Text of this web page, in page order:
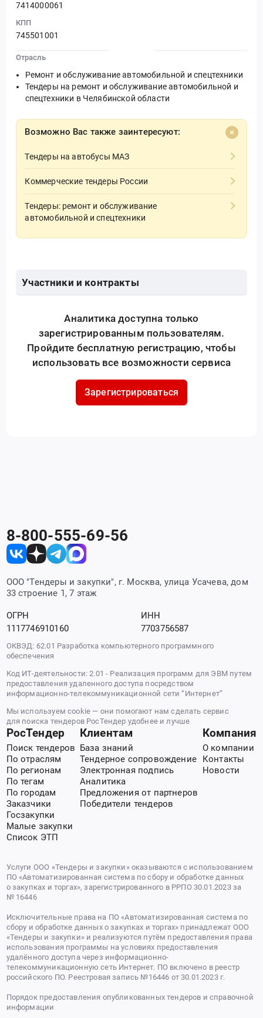
7414000061
КПП
745501001
Отрасль
Ремонт и обслуживание автомобильной и спецтехники
Тендеры на ремонт и обслуживание автомобильной и
спецтехники в Челябинской области
Возможно Вас также заинтересуют:
Тендеры на автобусы МАЗ
Коммерческие тендеры России
Тендеры: ремонт и обслуживание
автомобильной и спецтехники
Участники и контракты
Аналитика доступна только
зарегистрированным пользователям.
Пройдите бесплатную регистрацию, чтобы
использовать все возможности сервиса
Зарегистрироваться
8-800-555-69-56
ООО "Тендеры и закупки", г. Москва, улица Усачева, дом
33 строение 1, 7 этаж
ОГРН
1117746910160
ИНН
7703756587
ОКВЭД: 62.01 Разработка компьютерного программного
обеспечения
Код ИТ-деятельности: 2.01 - Реализация программ для ЭВМ путем
предоставления удаленного доступа посредством
информационно-телекоммуникационной сети “Интернет”
Мы используем cookie — они помогают нам сделать сервис
для поиска тендеров РосТендер удобнее и лучше
РосТендер
Поиск тендеров
По отраслям
По регионам
По тегам
По городам
Заказчики
Госзакупки
Малые закупки
Список ЭТП
Клиентам
База знаний
Тендерное сопровождение
Электронная подпись
Аналитика
Предложения от партнеров
Победители тендеров
Компания
О компании
Контакты
Новости
Услуги ООО «Тендеры и закупки» оказываются с использованием
ПО «Автоматизированная система по сбору и обработке данных
о закупках и торгах», зарегистрированного в РРПО 30.01.2023 за
№ 16446
Исключительные права на ПО «Автоматизированная система по
сбору и обработке данных о закупках и торгах» принадлежат ООО
«Тендеры и закупки» и реализуются путём предоставления права
использования программы на условиях предоставления
удалённого доступа через информационно-
телекоммуникационную сеть Интернет. ПО включено в реестр
российского ПО. Реестровая запись №16446 от 30.01.2023 г.
Порядок предоставления опубликованных тендеров и справочной
информации